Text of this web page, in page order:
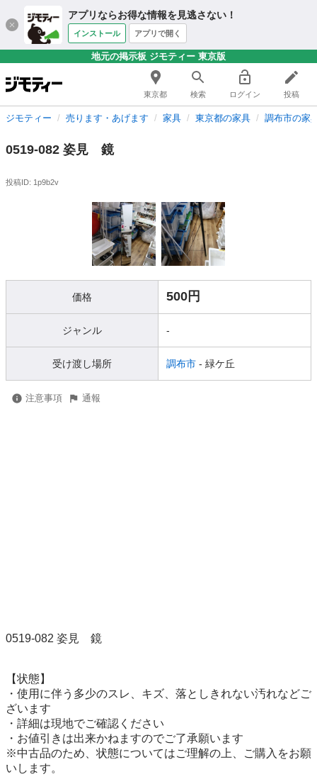
アプリならお得な情報を見逃さない！
インストール アプリで開く
地元の掲示板 ジモティー 東京版
東京都 検索 ログイン 投稿
ジモティー 売ります・あげます 家具 東京都の家具 調布市の家
0519-082 姿見 鏡
投稿ID: 1p9b2v
価格 500円
ジャンル -
受け渡し場所 調布市 - 緑ケ丘
注意事項 通報
0519-082 姿見　鏡
【状態】
・使用に伴う多少のスレ、キズ、落としきれない汚れなどご
ざいます
・詳細は現地でご確認ください
・お値引きは出来かねますのでご了承願います
※中古品のため、状態についてはご理解の上、ご購入をお願
いします。